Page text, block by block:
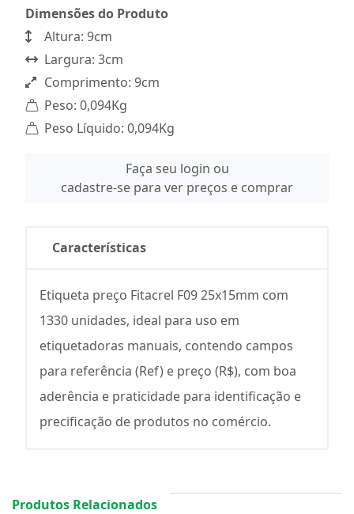
Dimensões do Produto
Altura: 9cm
Largura: 3cm
Comprimento: 9cm
Peso: 0,094Kg
Peso Líquido: 0,094Kg
Faça seu login ou
cadastre-se para ver preços e comprar
Características
Etiqueta preço Fitacrel F09 25x15mm com
1330 unidades, ideal para uso em
etiquetadoras manuais, contendo campos
para referência (Ref) e preço (R$), com boa
aderência e praticidade para identificação e
precificação de produtos no comércio.
Produtos Relacionados